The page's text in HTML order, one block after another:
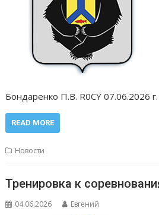
Бондаренко П.В. R0CY 07.06.2026 г.
READ MORE
Новости
Тренировка к
04.06.2026 Евгений